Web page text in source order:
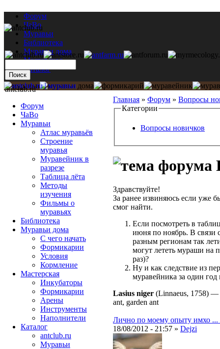
Форум
ЧаВо
Муравьи
Библиотека
Муравьи дома
Мастерская
Каталог
Главная » Форум » Вопросы
Категории
Вопросы новичков
Здравствуйте!
За ранее извиняюсь если уже
смог найти.
Если посмотреть в
июня по ноябрь. В связи
разным регионам так
могут лететь мураши на
раз)?
Ну и как следствие из
муравейника за один
Lasius niger (Linnaeus, 1758) —
ant, garden ant
Лично по моему опыту имхо ...
18/08/2012 - 21:57 » Dejzi
antclub.ru
Форум
ЧаВо
Муравьи
Атлас муравьёв
Строение
муравья
Муравейник в
разрезе
Таблица лёта
Методы
изучения
Фильмы о
муравьях
Библиотека
Муравьи дома
С чего начать
Формикарии
Условия
Кормление
Мастерская
Инкубаторы
Формикарии
Арены
Инструменты
Наполнители
Каталог
antclub.ru
Муравьи